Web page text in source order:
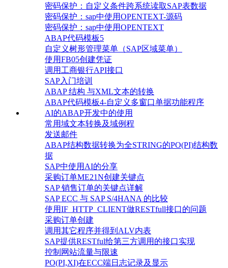
密码保护：自定义条件跨系统读取SAP表数据
密码保护：sap中使用OPENTEXT-源码
密码保护：sap中使用OPENTEXT
ABAP代码模板5
自定义树形管理菜单（SAP区域菜单）
使用FB05创建凭证
调用工商银行API接口
SAP入门培训
ABAP 结构 与XML文本的转换
ABAP代码模板4-自定义多窗口单据功能程序
AI的ABAP开发中的使用
常用域文本转换及域例程
发送邮件
ABAP结构数据转换为全STRING的PO(PI)结构数
据
SAP中使用AI的分享
采购订单ME21N创建关键点
SAP 销售订单的关键点详解
SAP ECC 与 SAP S/4HANA 的比较
使用IF_HTTP_CLIENT做RESTfull接口的问题
采购订单创建
调用其它程序并得到ALV内表
SAP提供RESTful给第三方调用的接口实现
控制网站流量与限速
PO(PI,XI)在ECC端日志记录及显示